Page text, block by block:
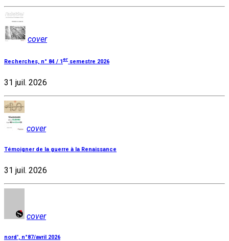
cover
Recherches, n° 84 / 1er semestre 2026
31 juil. 2026
cover
Témoigner de la guerre à la Renaissance
31 juil. 2026
cover
nord', n°87/avril 2026